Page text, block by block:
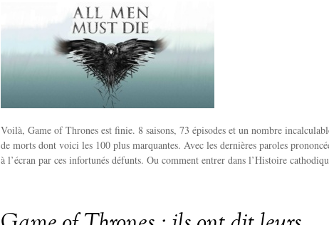
Voilà, Game of Thrones est finie. 8 saisons, 73 épisodes et un nombre
de morts dont voici les 100 plus marquantes. Avec les dernières paroles
à l’écran par ces infortunés défunts. Ou comment entrer dans l’Histoire